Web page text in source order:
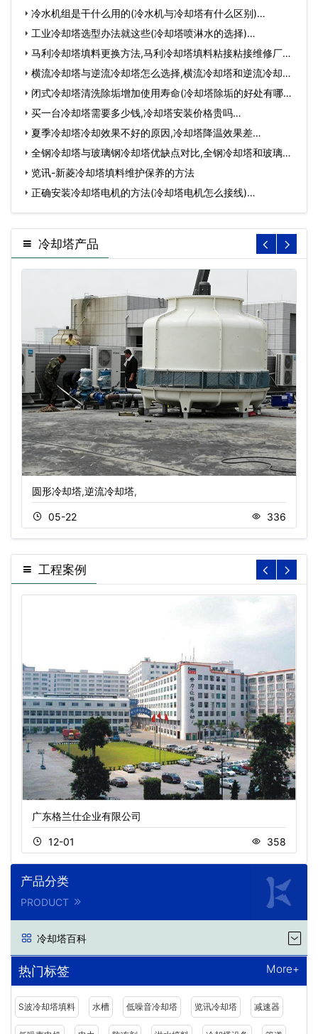
冷水机组是干什么用的(冷水机与冷却塔有什么区别)…
工业冷却塔选型办法就这些(冷却塔喷淋水的选择)…
马利冷却塔填料更换方法,马利冷却塔填料粘接粘接维修厂
家…横流冷却塔与逆流冷却塔怎么选择,横流冷却塔和逆流冷却塔
有…闭式冷却塔清洗除垢增加使用寿命(冷却塔除垢的好处有哪些)
… 买一台冷却塔需要多少钱,冷却塔安装价格贵吗…
夏季冷却塔冷却效果不好的原因,冷却塔降温效果差…
全钢冷却塔与玻璃钢冷却塔优缺点对比,全钢冷却塔和玻璃钢
冷…览讯-新菱冷却塔填料维护保养的方法
正确安装冷却塔电机的方法(冷却塔电机怎么接线)…
冷却塔产品
圆形冷却塔,逆流冷却塔,
05-22 336
工程案例
广东格兰仕企业有限公司
12-01 358
产品分类
PRODUCT
冷却塔百科
热门标签 More+
S波冷却塔填料 水槽 低噪音冷却塔 览讯冷却塔 减速器